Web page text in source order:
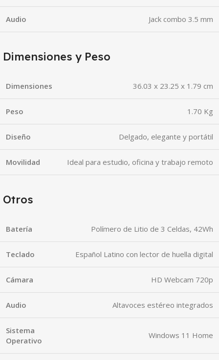
Audio Jack combo 3.5 mm
Dimensiones y Peso
Dimensiones 36.03 x 23.25 x 1.79 cm
Peso 1.70 Kg
Diseño Delgado, elegante y portátil
Movilidad Ideal para estudio, oficina y trabajo remoto
Otros
Batería Polímero de Litio de 3 Celdas, 42Wh
Teclado Español Latino con lector de huella digital
Cámara HD Webcam 720p
Audio Altavoces estéreo integrados
Sistema
Operativo
Windows 11 Home